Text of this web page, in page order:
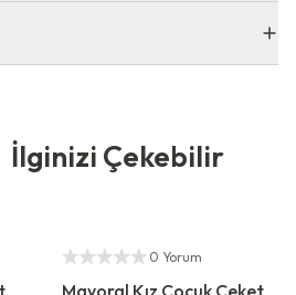
Çekebilir
Yetkili Satıcı
0 Yorum
Mayoral Kız Çocuk Ceket